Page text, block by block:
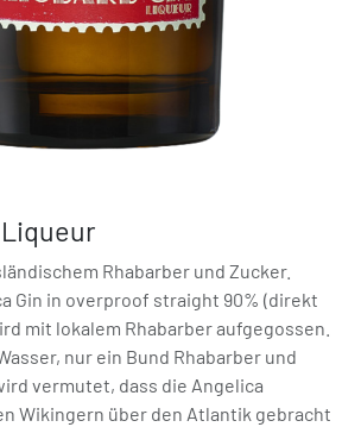
Rhabarber und Zucker.
Gin in overproof straight 90% (direkt
mit lokalem Rhabarber aufgegossen.
nur ein Bund Rhabarber und
vermutet, dass die Angelica
Wikingern über den Atlantik gebracht